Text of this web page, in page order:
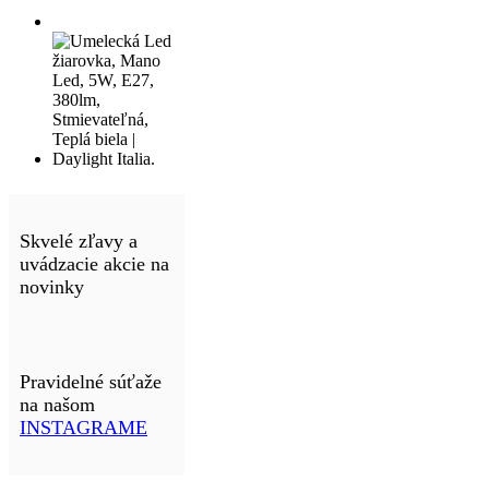
Skvelé zľavy a
uvádzacie akcie na
novinky
Pravidelné súťaže
na našom
INSTAGRAME